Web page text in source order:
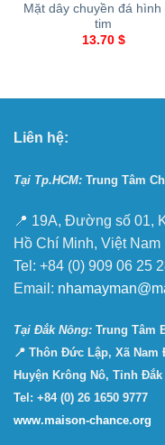
Mặt dây chuyền đá hình
tim
13.70 $
Liên hệ:
Tại Tp.HCM: Trung Tâm
📍 19A, Đường số 01,
Hồ Chí Minh, Việt Nam
Tel: +84 (0) 909 06 25
Email:
Tại Ðắk Nông: Trung Tâm
📍 Thôn Đức Lập, Xã
Huyện Krông Nô, Tỉnh Đắk
Tel: +84 (0) 26 1650 9777
www.maison-chance.org